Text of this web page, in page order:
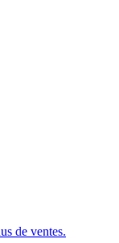
de ventes.